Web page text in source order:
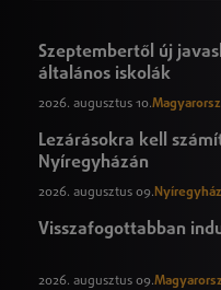
Szeptembertől új
általános iskolák
2026. augusztus 10.
Lezárásokra kell
Nyíregyházán
2026. augusztus 09.
Visszafogottabban
2026. augusztus 09.